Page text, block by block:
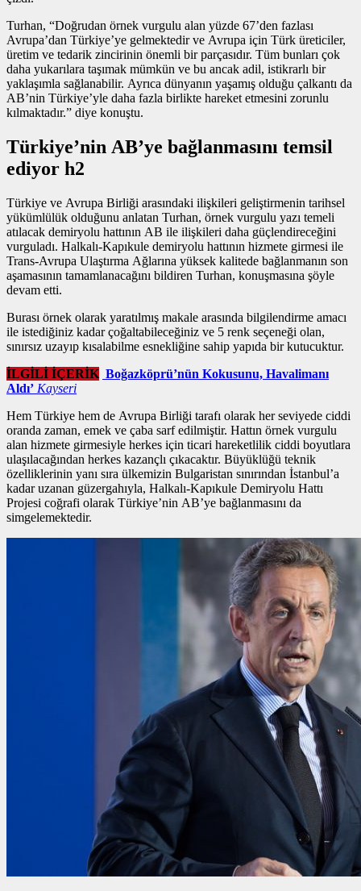
Turhan, “Doğrudan örnek vurgulu alan yüzde 67’den fazlası
Avrupa’dan Türkiye’ye gelmektedir ve Avrupa için Türk üreticiler,
üretim ve tedarik zincirinin önemli bir parçasıdır. Tüm bunları çok
daha yukarılara taşımak mümkün ve bu ancak adil, istikrarlı bir
yaklaşımla sağlanabilir. Ayrıca dünyanın yaşamış olduğu çalkantı da
AB’nin Türkiye’yle daha fazla birlikte hareket etmesini zorunlu
kılmaktadır.” diye konuştu.
Türkiye’nin AB’ye bağlanmasını temsil
ediyor h2
Türkiye ve Avrupa Birliği arasındaki ilişkileri geliştirmenin tarihsel
yükümlülük olduğunu anlatan Turhan, örnek vurgulu yazı temeli
atılacak demiryolu hattının AB ile ilişkileri daha güçlendireceğini
vurguladı. Halkalı-Kapıkule demiryolu hattının hizmete girmesi ile
Trans-Avrupa Ulaştırma Ağlarına yüksek kalitede bağlanmanın son
aşamasının tamamlanacağını bildiren Turhan, konuşmasına şöyle
devam etti.
Burası örnek olarak yaratılmış makale arasında bilgilendirme amacı
ile istediğiniz kadar çoğaltabileceğiniz ve 5 renk seçeneği olan,
sınırsız uzayıp kısalabilme esnekliğine sahip yapıda bir kutucuktur.
İLGİLİ İÇERİK Boğazköprü’nün Kokusunu, Havalimanı
Aldı’ Kayseri
Hem Türkiye hem de Avrupa Birliği tarafı olarak her seviyede ciddi
oranda zaman, emek ve çaba sarf edilmiştir. Hattın örnek vurgulu
alan hizmete girmesiyle herkes için ticari hareketlilik ciddi boyutlara
ulaşılacağından herkes kazançlı çıkacaktır. Büyüklüğü teknik
özelliklerinin yanı sıra ülkemizin Bulgaristan sınırından İstanbul’a
kadar uzanan güzergahıyla, Halkalı-Kapıkule Demiryolu Hattı
Projesi coğrafi olarak Türkiye’nin AB’ye bağlanmasını da
simgelemektedir.